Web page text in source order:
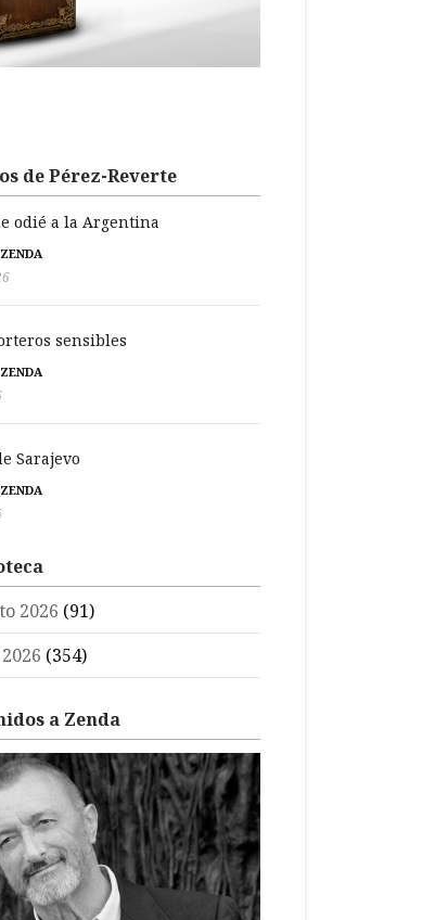
de Pérez-Reverte
odié a la Argentina
sensibles
Sarajevo
2026 (91)
(354)
a Zenda